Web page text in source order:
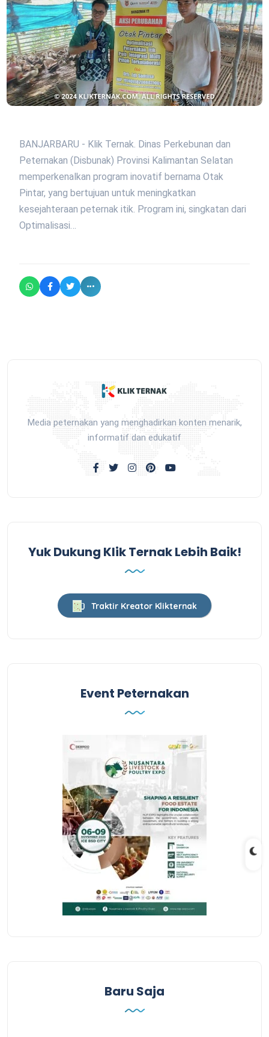
BANJARBARU - Klik Ternak. Dinas Perkebunan dan
Peternakan (Disbunak) Provinsi Kalimantan Selatan
memperkenalkan program inovatif bernama Otak
Pintar, yang bertujuan untuk meningkatkan
kesejahteraan peternak itik. Program ini, singkatan dari
Optimalisasi…
Media peternakan yang menghadirkan konten menarik,
informatif dan edukatif
Yuk Dukung Klik Ternak Lebih Baik!
Traktir Kreator Klikternak
Event Peternakan
Baru Saja